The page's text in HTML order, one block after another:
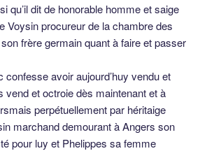
qu’il dit de honorable homme et saige
Voysin procureur de la chambre des
frère germain quant à faire et passer
avoir aujourd’huy vendu et
vend et octroie dès maintenant et à
perpétuellement par héritaige
marchand demourant à Angers son
pour luy et Phelippes sa femme